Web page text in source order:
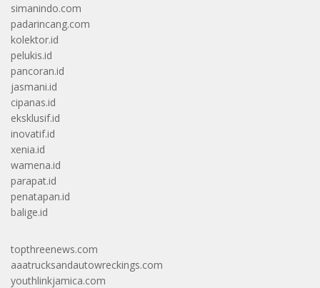
simanindo.com
padarincang.com
kolektor.id
pelukis.id
pancoran.id
jasmani.id
cipanas.id
eksklusif.id
inovatif.id
xenia.id
wamena.id
parapat.id
penatapan.id
balige.id
topthreenews.com
aaatrucksandautowreckings.com
youthlinkjamica.com